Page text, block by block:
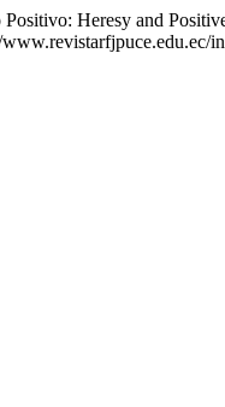
Positivo: Heresy and